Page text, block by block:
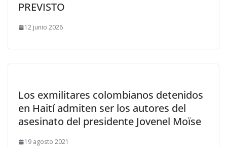
PREVISTO
12 junio 2026
Los exmilitares colombianos detenidos
en Haití admiten ser los autores del
asesinato del presidente Jovenel Moïse
19 agosto 2021